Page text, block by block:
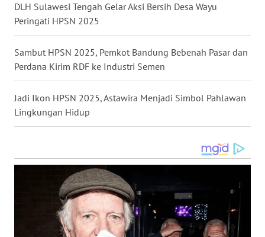
DLH Sulawesi Tengah Gelar Aksi Bersih Desa Wayu
Peringati HPSN 2025
Sambut HPSN 2025, Pemkot Bandung Bebenah Pasar dan
Perdana Kirim RDF ke Industri Semen
Jadi Ikon HPSN 2025, Astawira Menjadi Simbol Pahlawan
Lingkungan Hidup
WN
BOGOR
WN
DEPOK
WN
WN